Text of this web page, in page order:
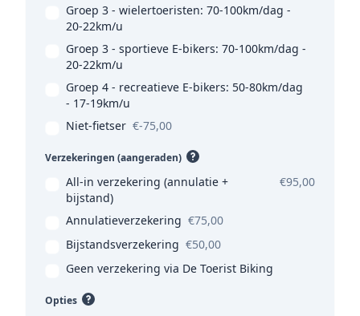
Groep 3 - wielertoeristen: 70-100km/dag -
20-22km/u
Groep 3 - sportieve E-bikers: 70-100km/dag -
20-22km/u
Groep 4 - recreatieve E-bikers: 50-80km/dag
- 17-19km/u
Niet-fietser €-75,00
Verzekeringen (aangeraden)
All-in verzekering (annulatie +
bijstand)
€95,00
Annulatieverzekering €75,00
Bijstandsverzekering €50,00
Geen verzekering via De Toerist Biking
Opties